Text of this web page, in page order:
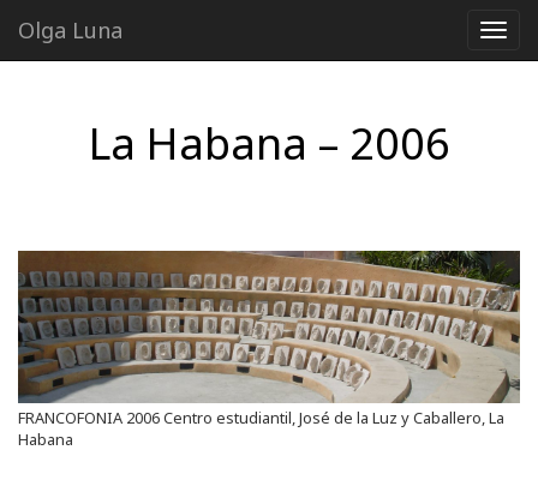
Olga Luna
La Habana – 2006
FRANCOFONIA 2006 Centro estudiantil, José de la Luz y Caballero, La
Habana